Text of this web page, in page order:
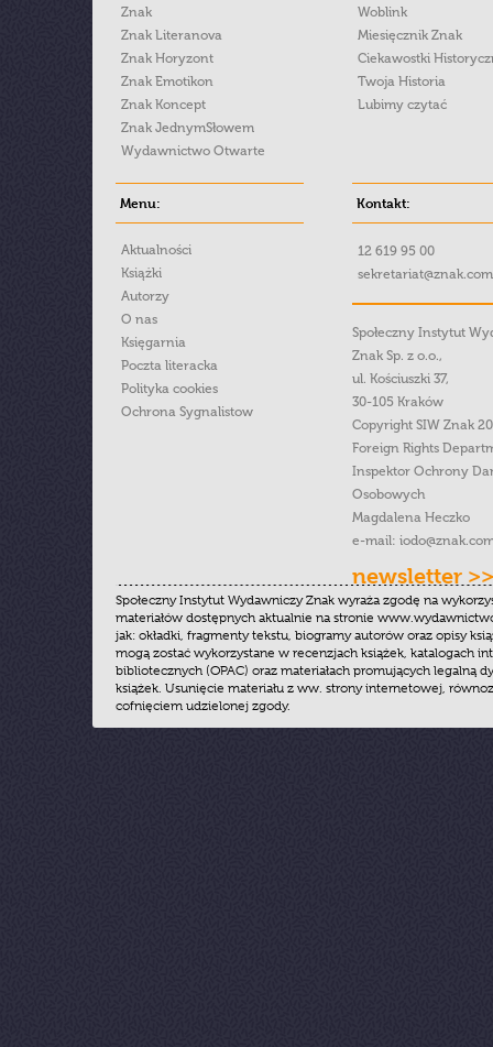
Znak
Znak Literanova
Znak Horyzont
Znak Emotikon
Znak Koncept
Znak JednymSłowem
Wydawnictwo Otwarte
Woblink
Miesięcznik Znak
Ciekawostki
Twoja Historia
Lubimy czytać
Menu:
Aktualności
Książki
Autorzy
O nas
Księgarnia
Poczta literacka
Polityka cookies
Ochrona Sygnalistow
Kontakt:
12 619 95 00
Społeczny Instytut
Znak Sp. z o.o.,
ul. Kościuszki 37,
30-105 Kraków
Copyright SIW Znak
Foreign Rights
Inspektor Ochrony
Osobowych
Magdalena Heczko
e-mail:
newsletter >>
Społeczny Instytut Wydawniczy Znak wyraża zgodę na
materiałów dostępnych aktualnie na stronie
jak: okładki, fragmenty tekstu, biogramy autorów oraz opisy
mogą zostać wykorzystane w recenzjach książek, katalogach
bibliotecznych (OPAC) oraz materiałach promujących legalną
książek. Usunięcie materiału z ww. strony internetowej,
cofnięciem udzielonej zgody.